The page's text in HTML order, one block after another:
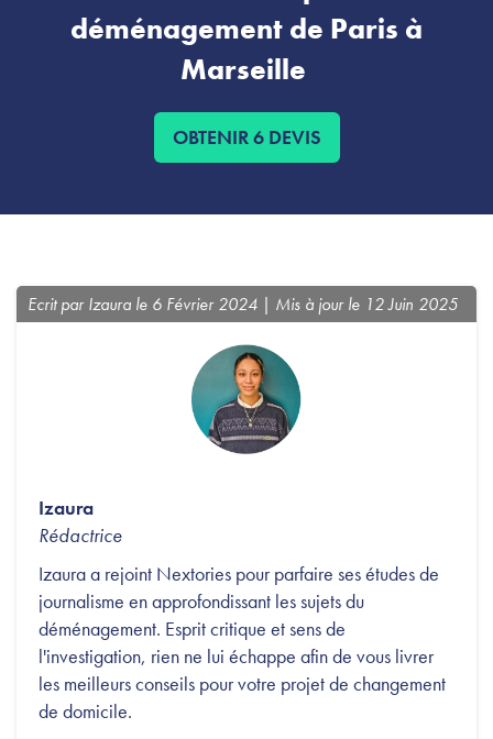
déménagement de Paris à
Marseille
OBTENIR 6 DEVIS
Ecrit par Izaura le 6 Février 2024 | Mis à jour le 12 Juin 2025
Izaura
Rédactrice
Izaura a rejoint Nextories pour parfaire ses études de
journalisme en approfondissant les sujets du
déménagement. Esprit critique et sens de
l'investigation, rien ne lui échappe afin de vous livrer
les meilleurs conseils pour votre projet de changement
de domicile.